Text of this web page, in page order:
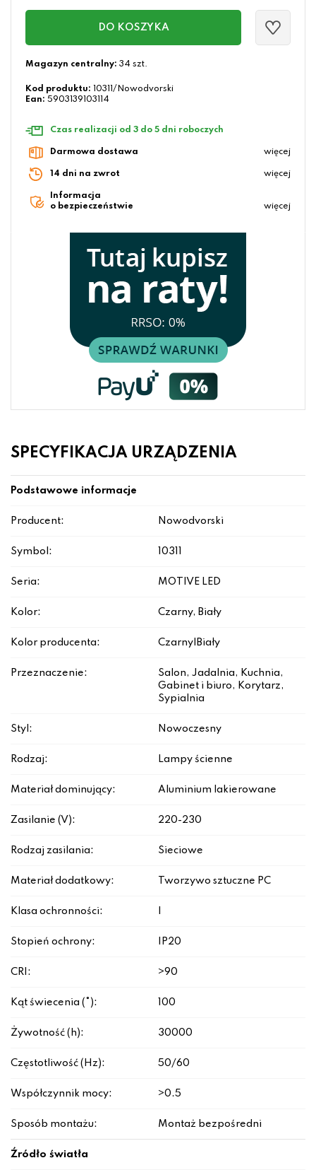
DO KOSZYKA
Magazyn centralny: 34 szt.
Kod produktu:
10311/Nowodvorski
Ean: 5903139103114
Czas realizacji od 3 do 5 dni roboczych
Darmowa dostawa więcej
14 dni na zwrot więcej
Informacja
o bezpieczeństwie
więcej
SPECYFIKACJA URZĄDZENIA
Podstawowe informacje
Producent: Nowodvorski
Symbol: 10311
Seria: MOTIVE LED
Kolor: Czarny, Biały
Kolor producenta: Czarny|Biały
Przeznaczenie:
Salon, Jadalnia, Kuchnia,
Gabinet i biuro, Korytarz,
Sypialnia
Styl: Nowoczesny
Rodzaj: Lampy ścienne
Materiał dominujący: Aluminium lakierowane
Zasilanie (V): 220-230
Rodzaj zasilania: Sieciowe
Materiał dodatkowy: Tworzywo sztuczne PC
Klasa ochronności:
Stopień ochrony: IP20
CRI: >90
Kąt świecenia (°): 100
Żywotność (h): 30000
Częstotliwość (Hz): 50/60
Współczynnik mocy: >0.5
Sposób montażu: Montaż bezpośredni
Źródło światła